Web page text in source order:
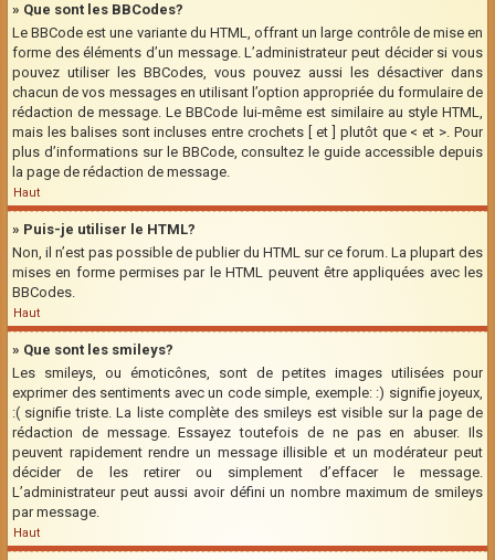
» Que sont les BBCodes?
Le BBCode est une variante du HTML, offrant un large contrôle de mise en
forme des éléments d’un message. L’administrateur peut décider si vous
pouvez utiliser les BBCodes, vous pouvez aussi les désactiver dans
chacun de vos messages en utilisant l’option appropriée du formulaire de
rédaction de message. Le BBCode lui-même est similaire au style HTML,
mais les balises sont incluses entre crochets [ et ] plutôt que < et >. Pour
plus d’informations sur le BBCode, consultez le guide accessible depuis
la page de rédaction de message.
Haut
» Puis-je utiliser le HTML?
Non, il n’est pas possible de publier du HTML sur ce forum. La plupart des
mises en forme permises par le HTML peuvent être appliquées avec les
BBCodes.
Haut
» Que sont les smileys?
Les smileys, ou émoticônes, sont de petites images utilisées pour
exprimer des sentiments avec un code simple, exemple: :) signifie joyeux,
:( signifie triste. La liste complète des smileys est visible sur la page de
rédaction de message. Essayez toutefois de ne pas en abuser. Ils
peuvent rapidement rendre un message illisible et un modérateur peut
décider de les retirer ou simplement d’effacer le message.
L’administrateur peut aussi avoir défini un nombre maximum de smileys
par message.
Haut